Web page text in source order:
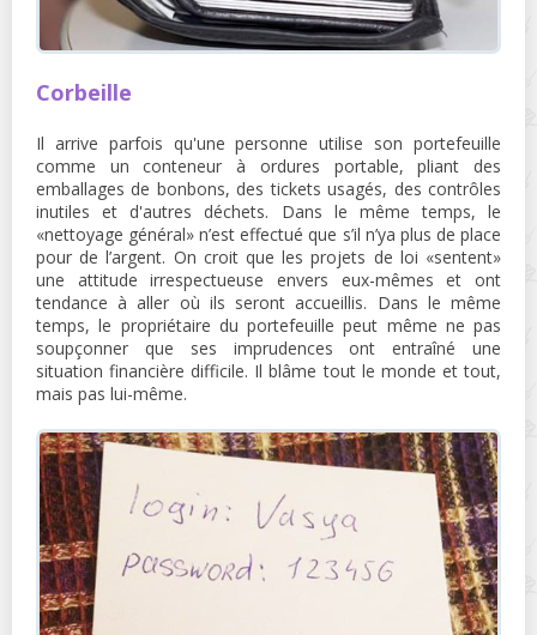
Corbeille
Il arrive parfois qu'une personne utilise son portefeuille
comme un conteneur à ordures portable, pliant des
emballages de bonbons, des tickets usagés, des contrôles
inutiles et d'autres déchets. Dans le même temps, le
«nettoyage général» n’est effectué que s’il n’ya plus de place
pour de l’argent. On croit que les projets de loi «sentent»
une attitude irrespectueuse envers eux-mêmes et ont
tendance à aller où ils seront accueillis. Dans le même
temps, le propriétaire du portefeuille peut même ne pas
soupçonner que ses imprudences ont entraîné une
situation financière difficile. Il blâme tout le monde et tout,
mais pas lui-même.